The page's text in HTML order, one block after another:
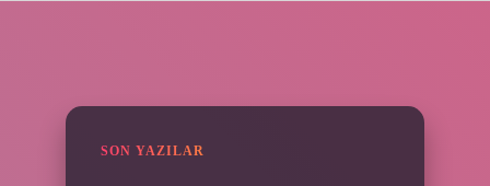
SON YAZILAR